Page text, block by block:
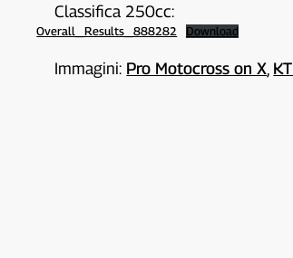
Classifica 250cc:
Overall_Results_888282 Download
Immagini: Pro Motocross on X